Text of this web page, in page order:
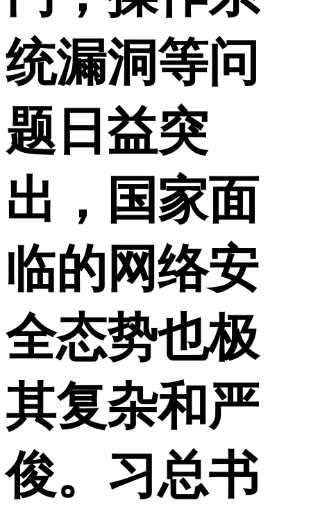
统漏洞等问
题日益突
出，国家面
临的网络安
全态势也极
其复杂和严
俊。习总书